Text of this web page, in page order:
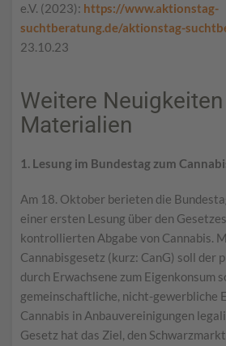
e.V. (2023): https://www.aktionstag-
suchtberatung.de/aktionstag-
23.10.23
Weitere
Materialien
1. Lesung im Bundestag zum
Am 18. Oktober berieten die
einer ersten Lesung über den
kontrollierten Abgabe von Cannabis.
Cannabisgesetz (kurz: CanG) soll der
durch Erwachsene zum Eigenkonsum
gemeinschaftliche, nicht-gewerbliche
Cannabis in Anbauvereinigungen
Gesetz hat das Ziel, den